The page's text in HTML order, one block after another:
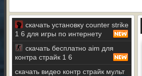
скачать установку counter strike
1 6 для игры по интернету
скачать бесплатно aim для
контра страйк 1 6
скачать видео контр страйк мульт